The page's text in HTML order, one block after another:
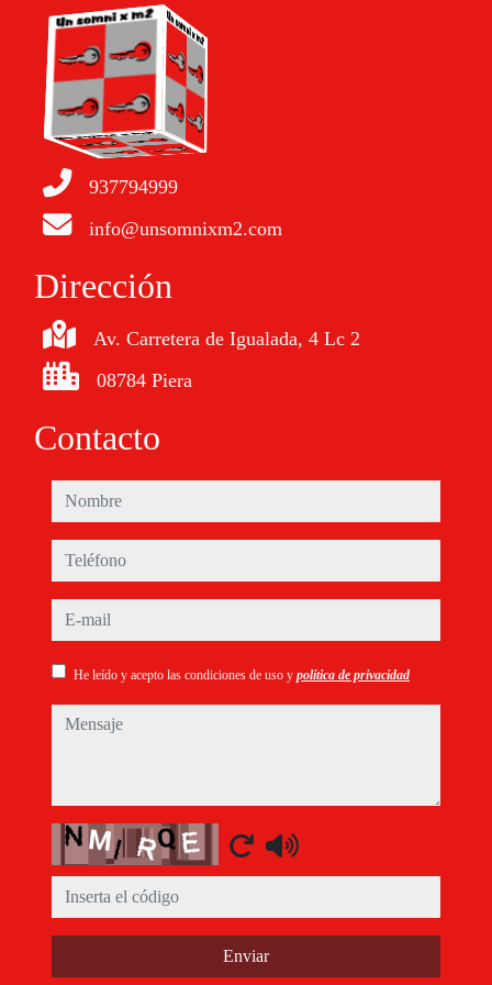
937794999
info@unsomnixm2.com
Dirección
Av. Carretera de Igualada, 4 Lc 2
08784 Piera
Contacto
nombre
teléfono
e-mail
He leído y acepto las condiciones de uso y política de privacidad
mensaje
Captcha
Enviar